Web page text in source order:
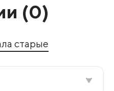
(0)
старые